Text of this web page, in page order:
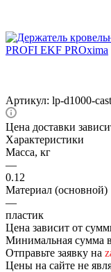
Артикул: lp-d1000-
Цена доставки
Характеристики
Масса, кг
—
0.12
Материал (основной)
—
пластик
Цена зависит от
Минимальная сумма
Отправьте заявку на
Цены на сайте не